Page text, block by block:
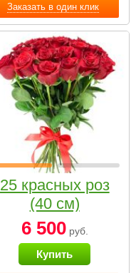
Заказать в один клик
25 красных роз
(40 см)
6 500руб.
Купить